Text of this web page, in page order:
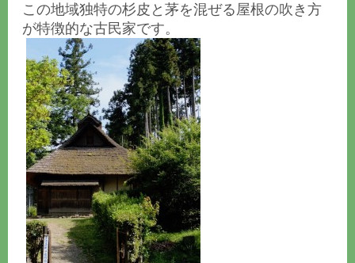
この地域独特の杉皮と茅を混ぜる屋根の吹き方
が特徴的な古民家です。